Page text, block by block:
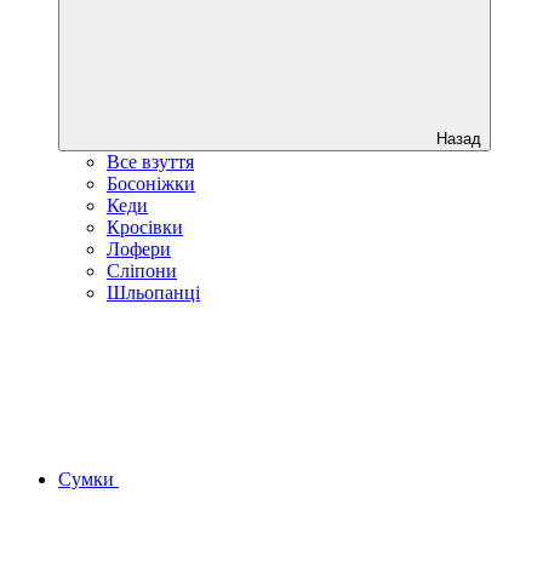
Назад
Все взуття
Босоніжки
Кеди
Кросівки
Лофери
Сліпони
Шльопанці
Сумки